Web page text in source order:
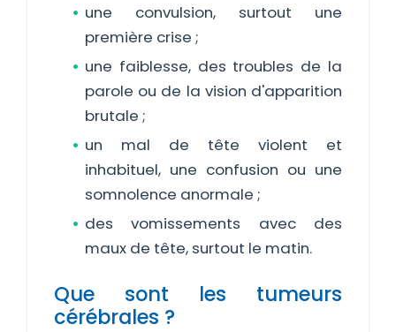
une convulsion, surtout une
première crise ;
une faiblesse, des troubles de la
parole ou de la vision d'apparition
brutale ;
un mal de tête violent et
inhabituel, une confusion ou une
somnolence anormale ;
des vomissements avec des
maux de tête, surtout le matin.
Que sont les tumeurs
cérébrales ?